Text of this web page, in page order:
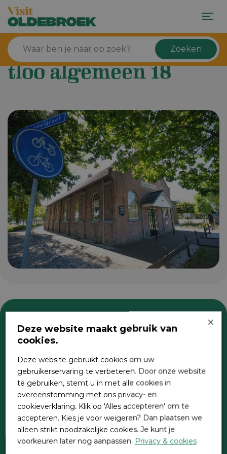
Zoeken
tloo algemeen 18
Zoeken
Direct contact
×
Deze website maakt gebruik van
cookies.
Deze website gebruikt cookies om uw
gebruikerservaring te verbeteren. Door onze website
te gebruiken, stemt u in met alle cookies in
overeenstemming met ons privacy- en
cookieverklaring. Klik op 'Alles accepteren' om te
accepteren. Kies je voor weigeren? Dan plaatsen we
alleen strikt noodzakelijke cookies. Je kunt je
voorkeuren later nog aanpassen. Privacy & cookies